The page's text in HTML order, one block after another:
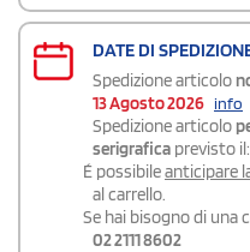
DATE DI
Spedizione articolo
13 Agosto 2026 info
Spedizione articolo
serigrafica previsto il:
É possibileanticipare
al carrello.
Se hai bisogno di una
02 2111 8602